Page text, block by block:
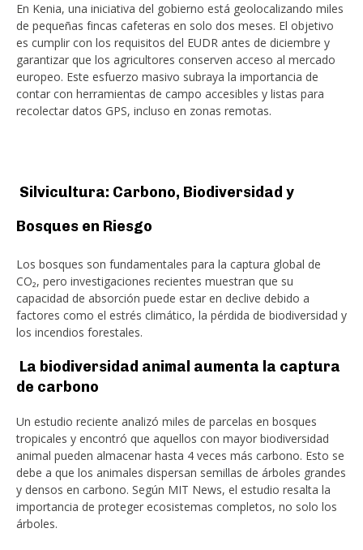
En Kenia, una iniciativa del gobierno está geolocalizando miles
de pequeñas fincas cafeteras en solo dos meses. El objetivo
es cumplir con los requisitos del EUDR antes de diciembre y
garantizar que los agricultores conserven acceso al mercado
europeo. Este esfuerzo masivo subraya la importancia de
contar con herramientas de campo accesibles y listas para
recolectar datos GPS, incluso en zonas remotas.
Silvicultura: Carbono, Biodiversidad y
Bosques en Riesgo
Los bosques son fundamentales para la captura global de
CO₂, pero investigaciones recientes muestran que su
capacidad de absorción puede estar en declive debido a
factores como el estrés climático, la pérdida de biodiversidad y
los incendios forestales.
La biodiversidad animal aumenta la captura
de carbono
Un estudio reciente analizó miles de parcelas en bosques
tropicales y encontró que aquellos con mayor biodiversidad
animal pueden almacenar hasta 4 veces más carbono. Esto se
debe a que los animales dispersan semillas de árboles grandes
y densos en carbono. Según MIT News, el estudio resalta la
importancia de proteger ecosistemas completos, no solo los
árboles.